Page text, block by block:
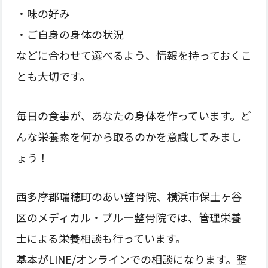
・味の好み
・ご自身の身体の状況
などに合わせて選べるよう、情報を持っておくこ
とも大切です。
毎日の食事が、あなたの身体を作っています。ど
んな栄養素を何から取るのかを意識してみまし
ょう！
西多摩郡瑞穂町のあい整骨院、横浜市保土ヶ谷
区のメディカル・ブルー整骨院では、管理栄養
士による栄養相談も行っています。
基本がLINE/オンラインでの相談になります。整